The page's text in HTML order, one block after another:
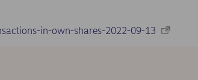
in-own-shares-2022-09-13